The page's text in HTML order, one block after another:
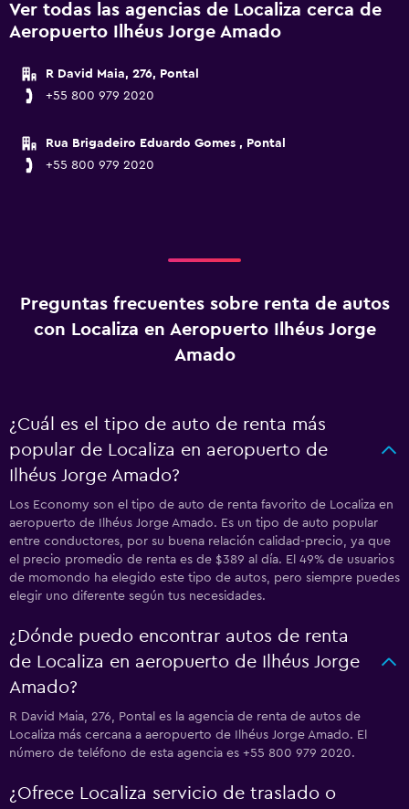
Ver todas las agencias de Localiza cerca de
Aeropuerto Ilhéus Jorge Amado
R David Maia, 276, Pontal
+55 800 979 2020
Rua Brigadeiro Eduardo Gomes , Pontal
+55 800 979 2020
Preguntas frecuentes sobre renta de autos
con Localiza en Aeropuerto Ilhéus Jorge
Amado
¿Cuál es el tipo de auto de renta más
popular de Localiza en aeropuerto de
Ilhéus Jorge Amado?
Los Economy son el tipo de auto de renta favorito de Localiza en
aeropuerto de Ilhéus Jorge Amado. Es un tipo de auto popular
entre conductores, por su buena relación calidad-precio, ya que
el precio promedio de renta es de $389 al día. El 49% de usuarios
de momondo ha elegido este tipo de autos, pero siempre puedes
elegir uno diferente según tus necesidades.
¿Dónde puedo encontrar autos de renta
de Localiza en aeropuerto de Ilhéus Jorge
Amado?
R David Maia, 276, Pontal es la agencia de renta de autos de
Localiza más cercana a aeropuerto de Ilhéus Jorge Amado. El
número de teléfono de esta agencia es +55 800 979 2020.
¿Ofrece Localiza servicio de traslado o